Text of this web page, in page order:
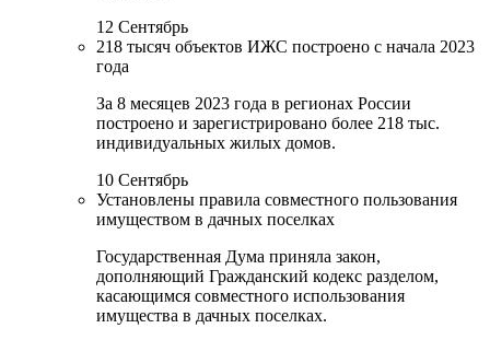
12 Сентябрь
218 тысяч объектов ИЖС построено с начала 2023
года
За 8 месяцев 2023 года в регионах России
построено и зарегистрировано более 218 тыс.
индивидуальных жилых домов.
10 Сентябрь
Установлены правила совместного пользования
имуществом в дачных поселках
Государственная Дума приняла закон,
дополняющий Гражданский кодекс разделом,
касающимся совместного использования
имущества в дачных поселках.